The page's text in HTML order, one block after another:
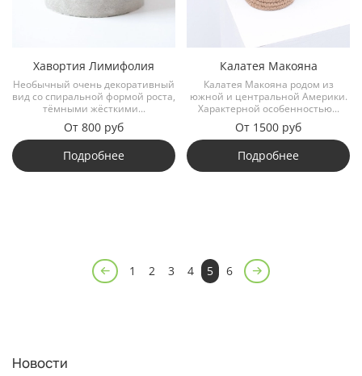
Хавортия Лимифолия
Необычный очень декоративный
вид со спиральной формой роста,
тёмными жёсткими...
От 800 руб
Подробнее
Калатея Макояна
Калатея Макояна родом из
южной и центральной Америки.
Характерной особенностью...
От 1500 руб
Подробнее
1 2 3 4 5 6
Новости